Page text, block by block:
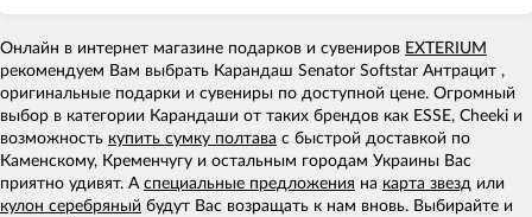
Онлайн в интернет магазине подарков и сувениров EXTERIUM
рекомендуем Вам выбрать Карандаш Senator Softstar Антрацит ,
оригинальные подарки и сувениры по доступной цене. Огромный
выбор в категории Карандаши от таких брендов как ESSE, Cheeki и
возможность купить сумку полтава с быстрой доставкой по
Каменскому, Кременчугу и остальным городам Украины Вас
приятно удивят. А специальные предложения на карта звезд или
кулон серебряный будут Вас возращать к нам вновь. Выбирайте и